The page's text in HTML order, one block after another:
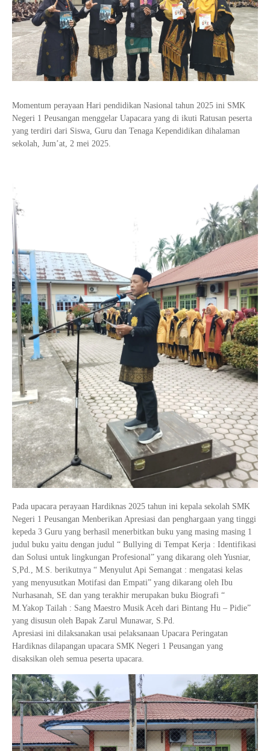
Momentum perayaan Hari pendidikan Nasional tahun 2025 ini SMK
Negeri 1 Peusangan menggelar Uapacara yang di ikuti Ratusan peserta
yang terdiri dari Siswa, Guru dan Tenaga Kependidikan dihalaman
sekolah, Jum’at, 2 mei 2025.
Pada upacara perayaan Hardiknas 2025 tahun ini kepala sekolah SMK
Negeri 1 Peusangan Menberikan Apresiasi dan penghargaan yang tinggi
kepeda 3 Guru yang berhasil menerbitkan buku yang masing masing 1
judul buku yaitu dengan judul “ Bullying di Tempat Kerja : Identifikasi
dan Solusi untuk lingkungan Profesional” yang dikarang oleh Yusniar,
S,Pd., M.S. berikutnya “ Menyulut Api Semangat : mengatasi kelas
yang menyusutkan Motifasi dan Empati” yang dikarang oleh Ibu
Nurhasanah, SE dan yang terakhir merupakan buku Biografi “
M.Yakop Tailah : Sang Maestro Musik Aceh dari Bintang Hu – Pidie”
yang disusun oleh Bapak Zarul Munawar, S.Pd.
Apresiasi ini dilaksanakan usai pelaksanaan Upacara Peringatan
Hardiknas dilapangan upacara SMK Negeri 1 Peusangan yang
disaksikan oleh semua peserta upacara.